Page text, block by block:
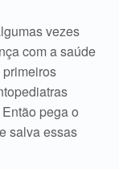
vezes
com a saúde
pega o
salva essas